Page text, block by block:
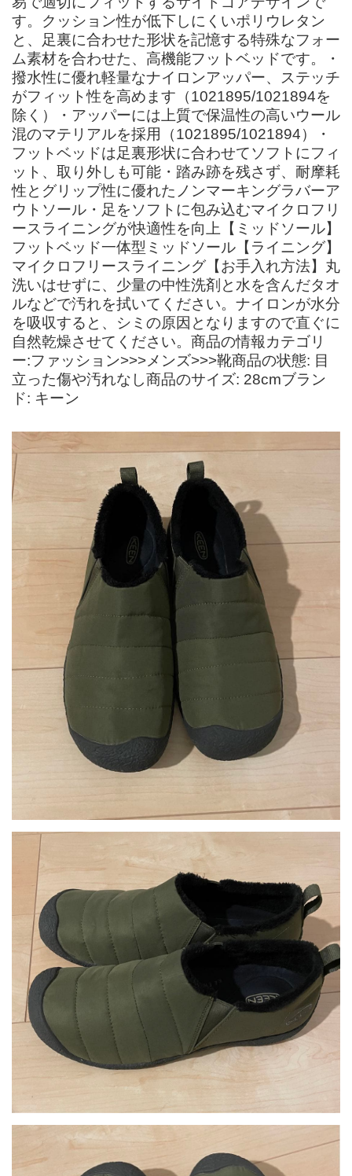
す。クッション性が低下しにくいポリウレタン
と、足裏に合わせた形状を記憶する特殊なフォー
ム素材を合わせた、高機能フットベッドです。・
撥水性に優れ軽量なナイロンアッパー、ステッチ
がフィット性を高めます（1021895/1021894を
除く）・アッパーには上質で保温性の高いウール
混のマテリアルを採用（1021895/1021894）・
フットベッドは足裏形状に合わせてソフトにフィ
ット、取り外しも可能・踏み跡を残さず、耐摩耗
性とグリップ性に優れたノンマーキングラバーア
ウトソール・足をソフトに包み込むマイクロフリ
ースライニングが快適性を向上【ミッドソール】
フットベッド一体型ミッドソール【ライニング】
マイクロフリースライニング【お手入れ方法】丸
洗いはせずに、少量の中性洗剤と水を含んだタオ
ルなどで汚れを拭いてください。ナイロンが水分
を吸収すると、シミの原因となりますので直ぐに
自然乾燥させてください。商品の情報カテゴリ
ー:ファッション>>>メンズ>>>靴商品の状態: 目
立った傷や汚れなし商品のサイズ: 28cmブラン
ド: キーン